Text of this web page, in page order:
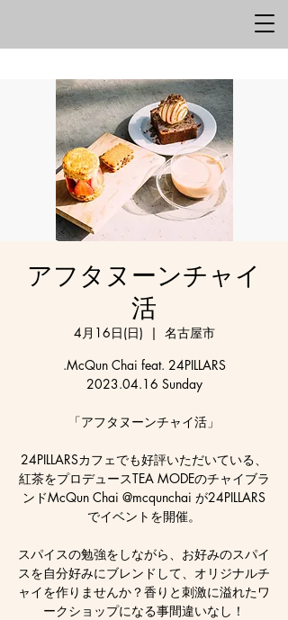
アフタヌーンチャイ
活
4月16日(日)
  |
名古屋市
.McQun Chai feat. 24PILLARS
2023.04.16 Sunday
「アフタヌーンチャイ活」
24PILLARSカフェでも好評いただいている、
紅茶をプロデュースTEA MODEのチャイブラ
ンドMcQun Chai @mcqunchai が24PILLARS
でイベントを開催。
スパイスの勉強をしながら、お好みのスパイ
スを自分好みにブレンドして、オリジナルチ
ャイを作りませんか？香りと刺激に溢れたワ
ークショップになる事間違いなし！